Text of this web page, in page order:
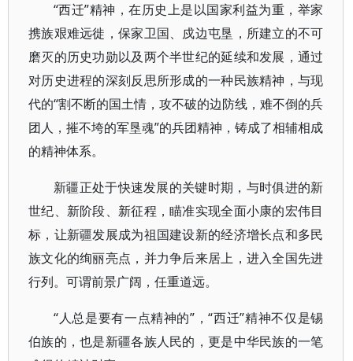
“西迁”精神，在历史上是以国家利益为重，举家
携族艰难远徙，保家卫国、戍边屯垦，所建立的不可
磨灭的历史功勋以及两个半世纪的延续和发展，通过
对历史进程的深刻反思所形成的一种民族精神，与现
代的“割不断的国土情，攻不破的边防线，难不倒的兵
团人，摧不垮的军垦魂”的兵团精神，铸成了相辅相成
的精神体系。
新疆正处于快速发展的关键时期，与时俱进的新
世纪、新阶段、新征程，瞄准实现全面小康的宏伟目
标，让新疆发展成为祖国建设新的经济增长点和多民
族文化的绚丽亮点，并力争后来居上，进入全国先进
行列。可谓前景广阔，任重道远。
“人总是要有一点精神的”，“西迁”精神不仅是锡
伯族的，也是新疆各族人民的，更是中华民族的一笔